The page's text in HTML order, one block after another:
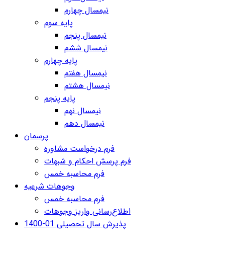
نیمسال چهارم
پایه سوم
نیمسال پنجم
نیمسال ششم
پایه چهارم
نیمسال هفتم
نیمسال هشتم
پایه پنجم
نیمسال نهم
نیمسال دهم
پرسمان
فرم درخواست مشاوره
فرم پرسش احکام و شبهات
فرم محاسبه خمس
وجوهات شرعیه
فرم محاسبه خمس
اطلاع‌رسانی واریز وجوهات
پذیرش سال تحصیلی 01-1400